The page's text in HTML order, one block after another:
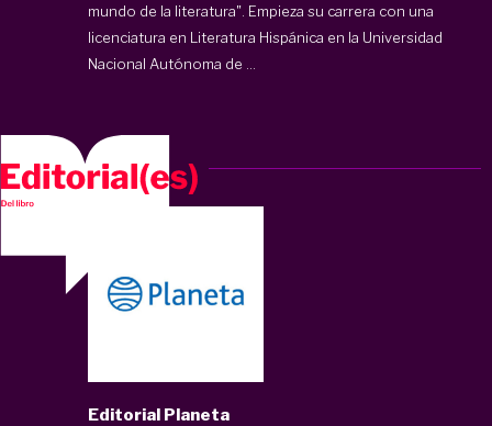
mundo de la literatura". Empieza su carrera con una
licenciatura en Literatura Hispánica en la Universidad
Nacional Autónoma de ...
Editorial Planeta